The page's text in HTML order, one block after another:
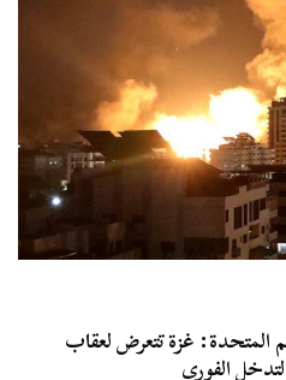
المتحدة: غزة تتعرض لعقاب
الفوري